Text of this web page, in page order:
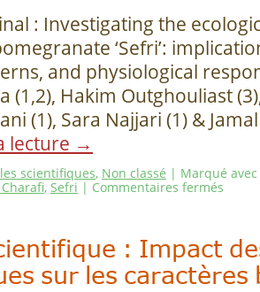
: Investigating the
‘Sefri’:
and physiological
(1,2), Hakim Outghouliast
(1), Sara Najjari (1) &
lecture →
scientifiques, Non classé | Marqué avec
, Sefri | Commentaires fermés
: Impact
sur les caractères